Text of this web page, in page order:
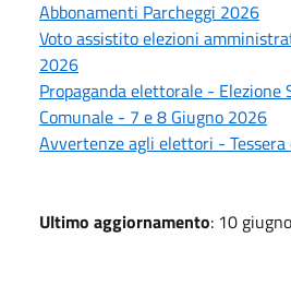
Abbonamenti Parcheggi 2026
Voto assistito elezioni
2026
Propaganda elettorale - Elezione
Comunale - 7 e 8 Giugno 2026
Avvertenze agli elettori -
Ultimo aggiornamento: 10